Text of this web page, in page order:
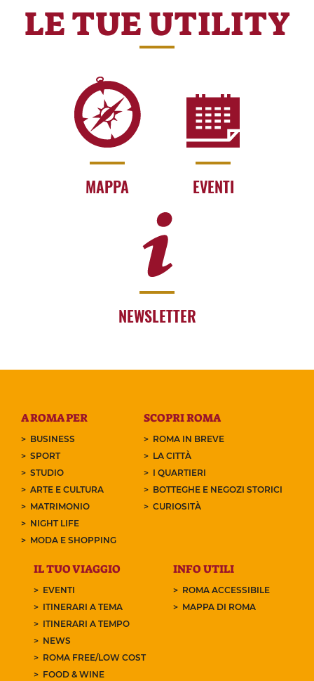
LE TUE UTILITY
MAPPA EVENTI
NEWSLETTER
A ROMA PER
BUSINESS
SPORT
STUDIO
ARTE E CULTURA
MATRIMONIO
NIGHT LIFE
MODA E SHOPPING
SCOPRI ROMA
ROMA IN BREVE
LA CITTÀ
I QUARTIERI
BOTTEGHE E NEGOZI STORICI
CURIOSITÀ
IL TUO VIAGGIO
EVENTI
ITINERARI A TEMA
ITINERARI A TEMPO
NEWS
ROMA FREE/LOW COST
FOOD & WINE
INFO UTILI
ROMA ACCESSIBILE
MAPPA DI ROMA